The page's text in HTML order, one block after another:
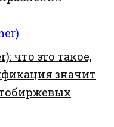
что это такое,
значит